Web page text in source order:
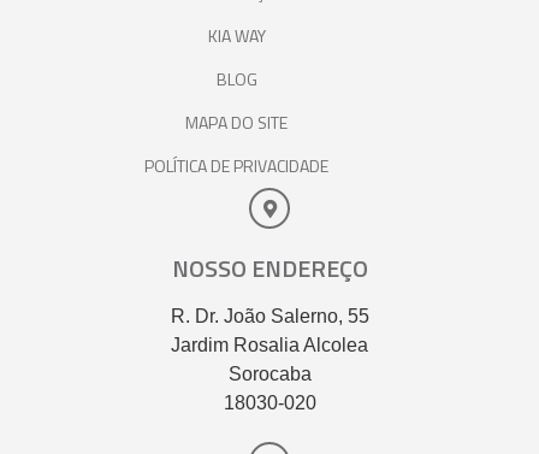
KIA WAY
BLOG
MAPA DO SITE
POLÍTICA DE PRIVACIDADE
NOSSO ENDEREÇO
R. Dr. João Salerno, 55
Jardim Rosalia Alcolea
Sorocaba
18030-020